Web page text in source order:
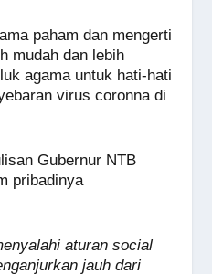
paham dan mengerti
mudah dan lebih
agama untuk hati-hati
virus coronna di
Gubernur NTB
pribadinya
aturan social
jauh dari